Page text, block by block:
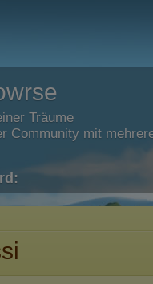
Träume
Community mit